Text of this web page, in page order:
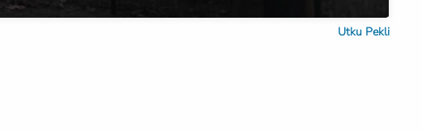
Utku Pekli